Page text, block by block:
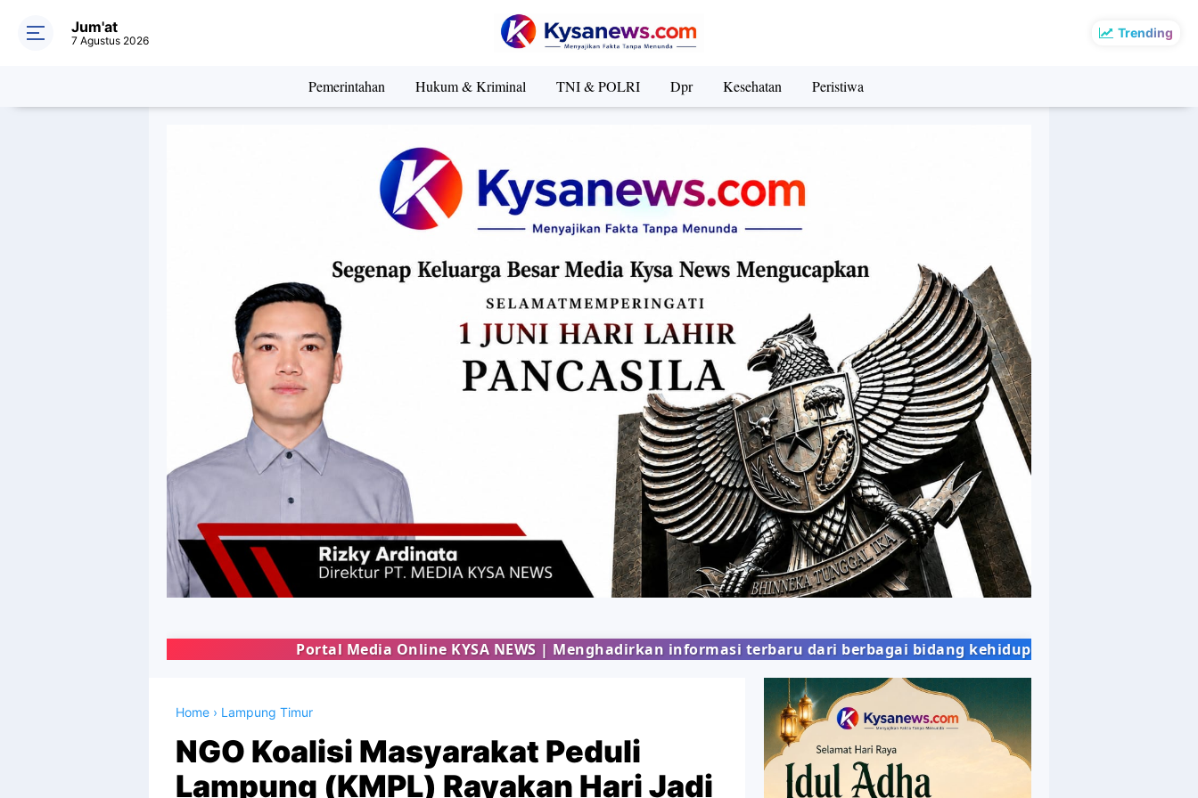
Trending
Jum'at
7 Agustus 2026
Pemerintahan Hukum & Kriminal TNI & POLRI Dpr Kesehatan Peristiwa
Portal Media Online KYSA NEWS | Menghadirkan informasi terbaru dari berbagai bidang kehidupan masyarakat dengan penyajian
Home › Lampung Timur
NGO Koalisi Masyarakat Peduli
Lampung (KMPL) Rayakan Hari Jadi